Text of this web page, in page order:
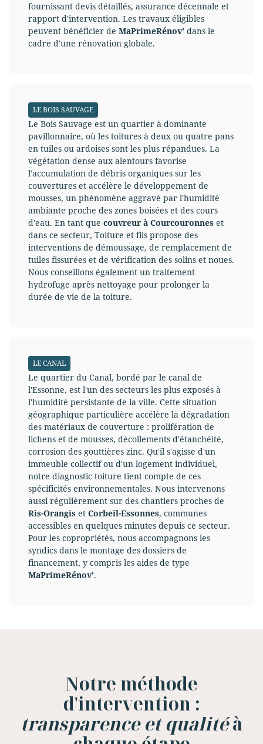
fournissant devis détaillés, assurance décennale et
rapport d'intervention. Les travaux éligibles
peuvent bénéficier de MaPrimeRénov' dans le
cadre d'une rénovation globale.
LE BOIS SAUVAGE
Le Bois Sauvage est un quartier à dominante
pavillonnaire, où les toitures à deux ou quatre pans
en tuiles ou ardoises sont les plus répandues. La
végétation dense aux alentours favorise
l'accumulation de débris organiques sur les
couvertures et accélère le développement de
mousses, un phénomène aggravé par l'humidité
ambiante proche des zones boisées et des cours
d'eau. En tant que couvreur à Courcouronnes et
dans ce secteur, Toiture et fils propose des
interventions de démoussage, de remplacement de
tuiles fissurées et de vérification des solins et noues.
Nous conseillons également un traitement
hydrofuge après nettoyage pour prolonger la
durée de vie de la toiture.
LE CANAL
Le quartier du Canal, bordé par le canal de
l'Essonne, est l'un des secteurs les plus exposés à
l'humidité persistante de la ville. Cette situation
géographique particulière accélère la dégradation
des matériaux de couverture : prolifération de
lichens et de mousses, décollements d'étanchéité,
corrosion des gouttières zinc. Qu'il s'agisse d'un
immeuble collectif ou d'un logement individuel,
notre diagnostic toiture tient compte de ces
spécificités environnementales. Nous intervenons
aussi régulièrement sur des chantiers proches de
Ris-Orangis et Corbeil-Essonnes, communes
accessibles en quelques minutes depuis ce secteur.
Pour les copropriétés, nous accompagnons les
syndics dans le montage des dossiers de
financement, y compris les aides de type
MaPrimeRénov'.
Notre méthode
d'intervention :
transparence et qualitéà